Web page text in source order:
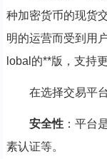
种加密货币的现货
明的运营而受到用
lobal的**版，支持
在选择交易平
安全性：平台
素认证等。